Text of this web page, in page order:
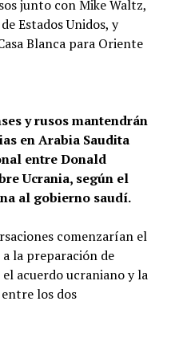
junto con Mike Waltz,
Estados Unidos, y
Blanca para Oriente
y rusos mantendrán
en Arabia Saudita
entre Donald
Ucrania, según el
al gobierno saudí.
comenzarían el
la preparación de
acuerdo ucraniano y la
los dos